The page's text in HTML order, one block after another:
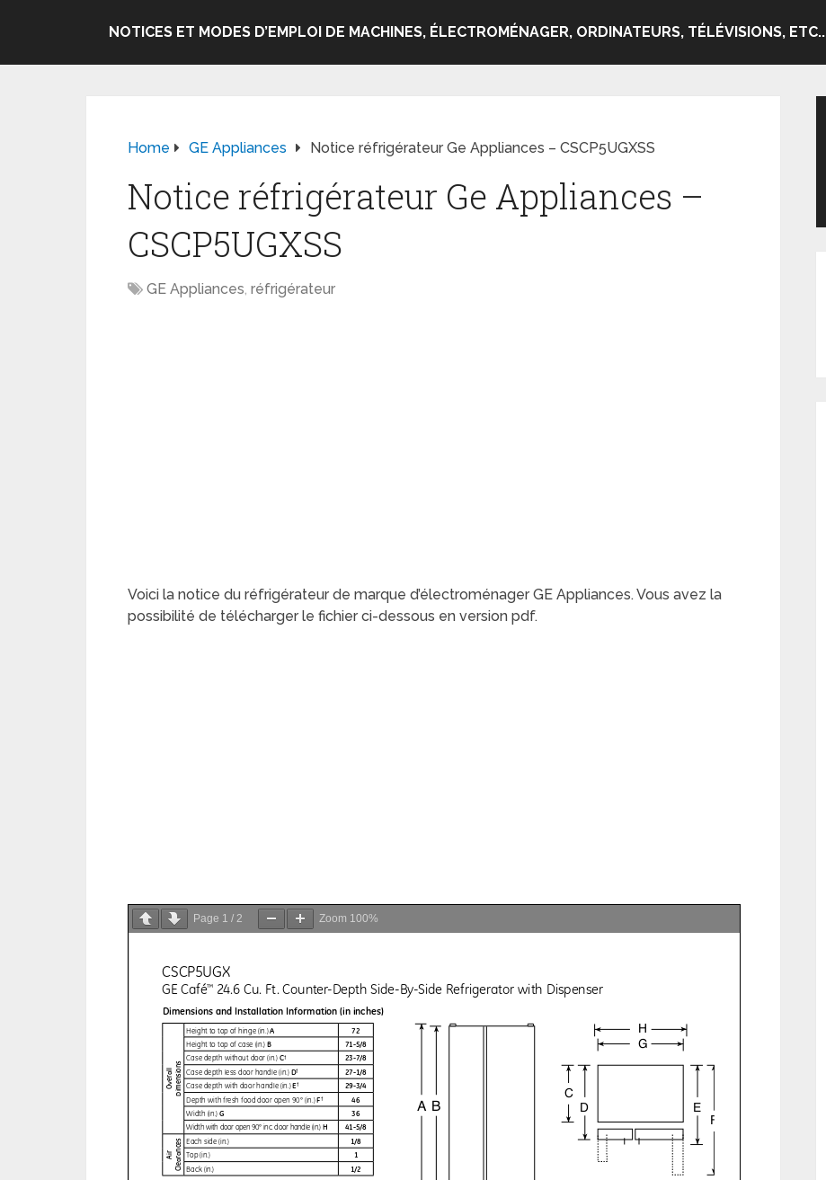
NOTICES ET MODES D’EMPLOI DE MACHINES, ÉLECTROMÉNAGER, ORDINATEURS, TÉLÉVISIONS, ETC..
Home GE Appliances Notice réfrigérateur Ge Appliances – CSCP5UGXSS
Notice réfrigérateur Ge Appliances –
CSCP5UGXSS
GE Appliances, réfrigérateur
Voici la notice du réfrigérateur de marque d’électroménager GE Appliances. Vous avez la
possibilité de télécharger le fichier ci-dessous en version pdf.
Page 1 / 2 Zoom 100%